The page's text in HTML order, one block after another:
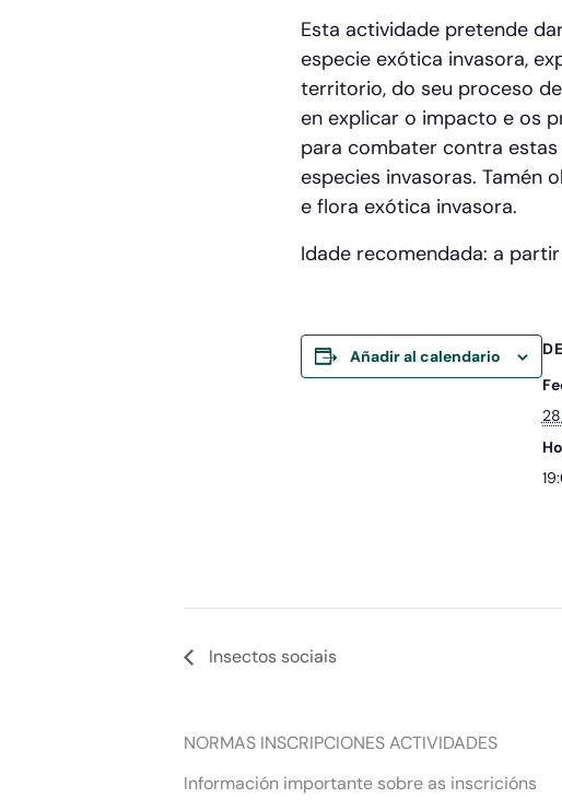
Esta actividade pretende
especie exótica invasora,
territorio, do seu proceso
en explicar o impacto e os
para combater contra
especies invasoras. Tamén
e flora exótica invasora.
Idade recomendada: a
Añadir al calendario
Insectos sociais
NORMAS INSCRIPCIONES ACTIVIDADES
Información importante sobre as inscricións